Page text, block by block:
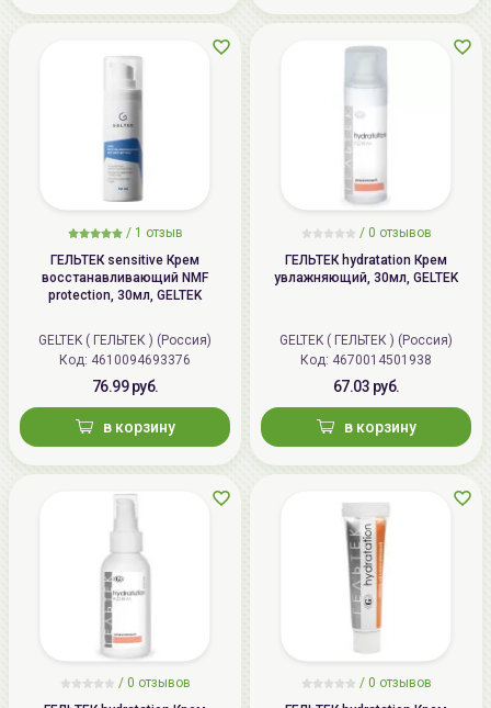
/ 1 отзыв
ГЕЛЬТЕК sensitive Крем
восстанавливающий NMF
protection, 30мл, GELTEK
GELTEK ( ГЕЛЬТЕК ) (Россия)
Код: 4610094693376
76.99 руб.
в корзину
/ 0 отзывов
ГЕЛЬТЕК hydratation Крем
увлажняющий, 30мл, GELTEK
GELTEK ( ГЕЛЬТЕК ) (Россия)
Код: 4670014501938
67.03 руб.
в корзину
/ 0 отзывов
/ 0 отзывов